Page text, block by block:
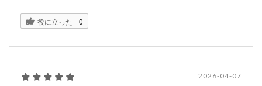
役に立った 0
2026-04-07